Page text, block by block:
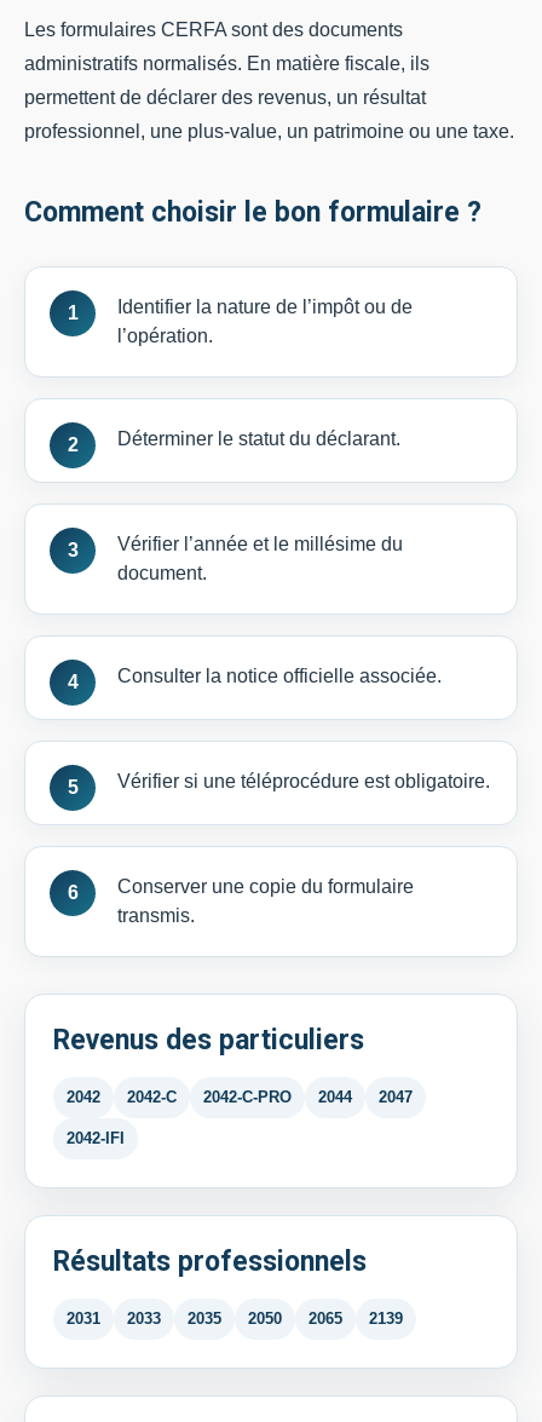
Les formulaires CERFA sont des documents
administratifs normalisés. En matière fiscale, ils
permettent de déclarer des revenus, un résultat
professionnel, une plus-value, un patrimoine ou une taxe.
Comment choisir le bon formulaire ?
Identifier la nature de l’impôt ou de
l’opération.
Déterminer le statut du déclarant.
Vérifier l’année et le millésime du
document.
Consulter la notice officielle associée.
Vérifier si une téléprocédure est obligatoire.
Conserver une copie du formulaire
transmis.
Revenus des particuliers
2042 2042-C 2042-C-PRO 2044 2047
2042-IFI
Résultats professionnels
2031 2033 2035 2050 2065 2139